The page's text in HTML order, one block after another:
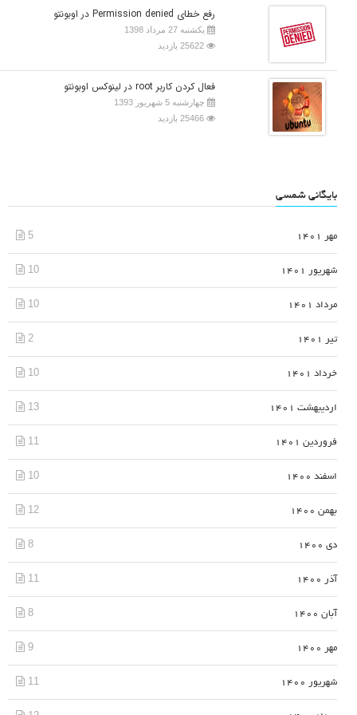
رفع خطای Permission denied در اوبونتو
یکشنبه 27 مرداد 1398
25622 بازدید
فعال کردن کاربر root در لینوکس اوبونتو
چهارشنبه 5 شهریور 1393
25466 بازدید
بایگانی شمسی
مهر 1401 5
شهریور 1401 10
مرداد 1401 10
تیر 1401 2
خرداد 1401 10
اردیبهشت 1401 13
فروردین 1401 11
اسفند 1400 10
بهمن 1400 12
دی 1400 8
آذر 1400 11
آبان 1400 8
مهر 1400 9
شهریور 1400 11